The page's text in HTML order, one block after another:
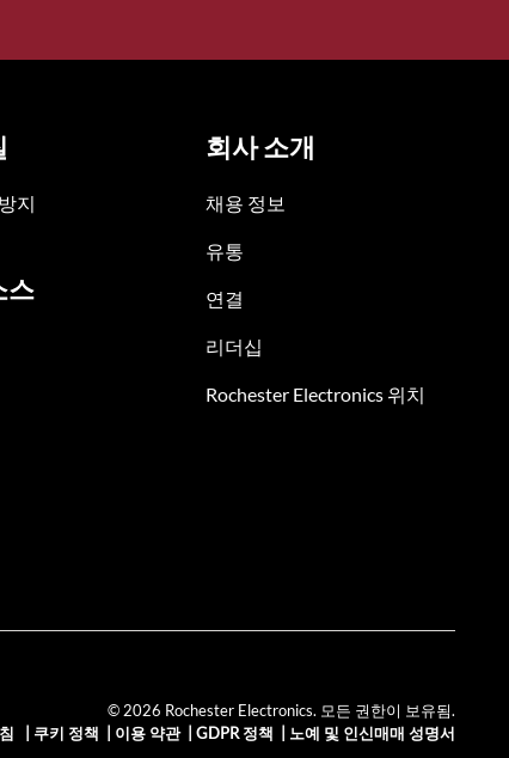
지
스
회사 소개
채용 정보
유통
연결
리더십
Rochester Electronics 위치
© 2026 Rochester Electronics. 모든 권한이 보유됨.
쿠키 정책 이용 약관| GDPR 정책 노예 및 인신매매 성명서